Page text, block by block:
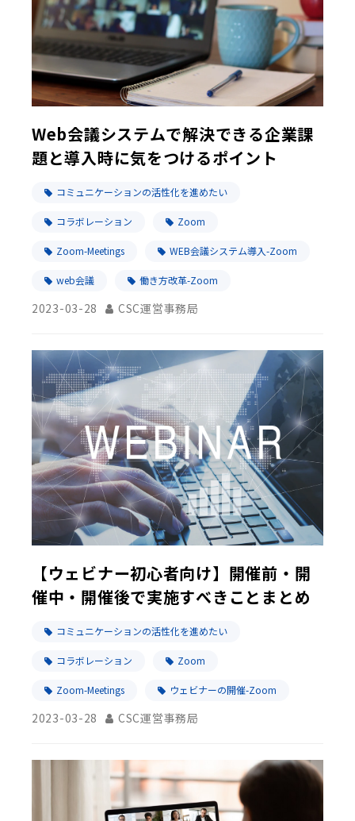
Web会議システムで解決できる企業課
題と導入時に気をつけるポイント
コミュニケーションの活性化を進めたい
コラボレーション Zoom
Zoom-Meetings WEB会議システム導入-Zoom
web会議 働き方改革-Zoom
2023-03-28 CSC運営事務局
【ウェビナー初心者向け】開催前・開
催中・開催後で実施すべきことまとめ
コミュニケーションの活性化を進めたい
コラボレーション Zoom
Zoom-Meetings ウェビナーの開催-Zoom
2023-03-28 CSC運営事務局